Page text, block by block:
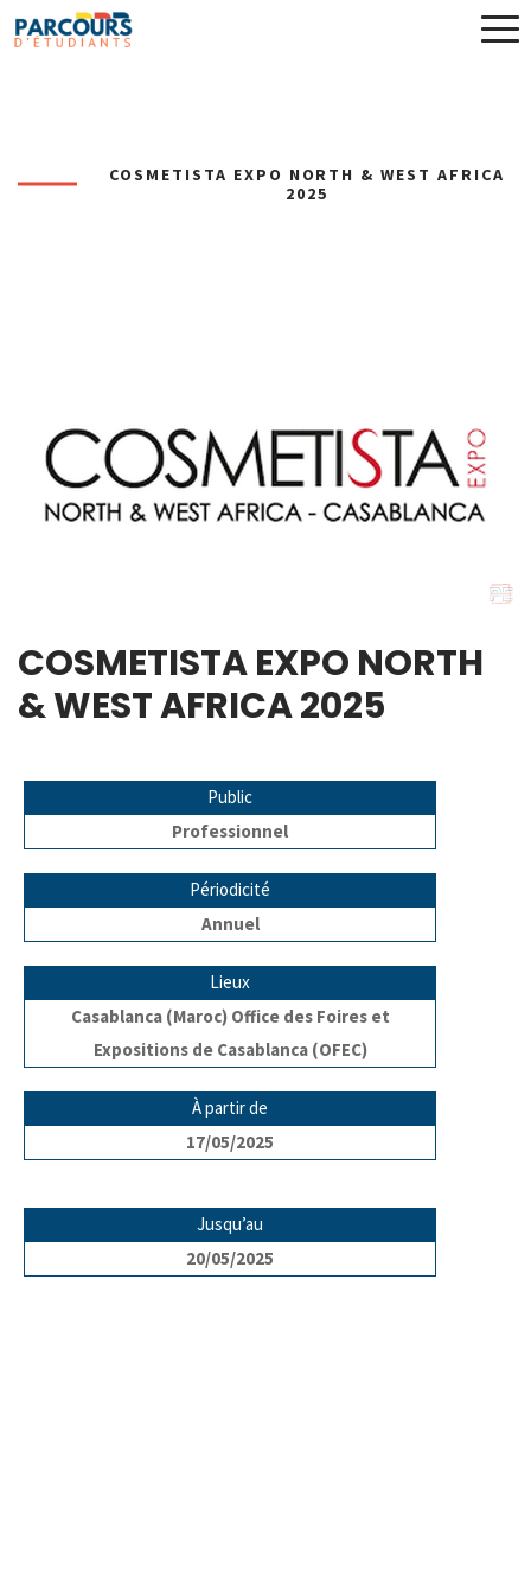
COSMETISTA EXPO NORTH & WEST AFRICA
2025
COSMETISTA EXPO NORTH
& WEST AFRICA 2025
Public
Professionnel
Périodicité
Annuel
Lieux
Casablanca (Maroc) Office des Foires et
Expositions de Casablanca (OFEC)
À partir de
17/05/2025
Jusqu’au
20/05/2025